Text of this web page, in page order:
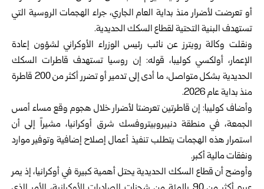
أو تعرضت لأضرار منذ بداية العام الجاري، جراء الهجمات الروسية التي
تستهدف البنية التحتية لقطاع السكك الحديدية.
ونقلت وكالة رويترز عن نائب رئيس الوزراء الأوكراني لشؤون إعادة
الإعمار، أولكسي كوليبا، قوله: إن روسيا تستهدف قاطرات السكك
الحديدية بشكل متواصل، ما أدى إلى تدمير أو تضرر أكثر من 200 قاطرة
منذ بداية عام 2026.
وأضاف كوليبا: إن قاطرتين تعرضتا لأضرار خلال هجوم وقع مساء أمس
الجمعة، في منطقة دنيبروبيتروفسك شرق أوكرانيا، مشيراً إلى أن
استمرار هذه الهجمات يتطلب تنفيذ أعمال إصلاح إضافية وتوفير موارد
ونفقات مالية أكبر.
وأوضح أن قطاع السكك الحديدية يحتل أهمية كبيرة في أوكرانيا، إذ يمر